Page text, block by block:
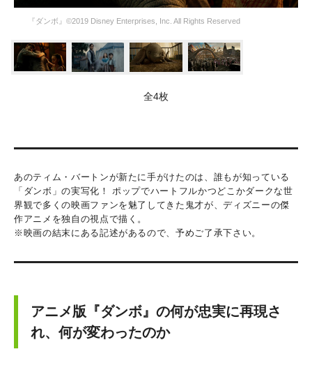
『ダンボ』©2019 Disney Enterprises, Inc. All Rights Reserved
全4枚
あのティム・バートンが新たに手がけたのは、誰もが知っている
「ダンボ」の実写化！ ポップでハートフルかつどこかダークな世
界観で多くの映画ファンを魅了してきた鬼才が、ディズニーの傑
作アニメを独自の視点で描く。
※映画の結末にある記述があるので、予めご了承下さい。
アニメ版『ダンボ』の何が忠実に再現さ
れ、何が変わったのか